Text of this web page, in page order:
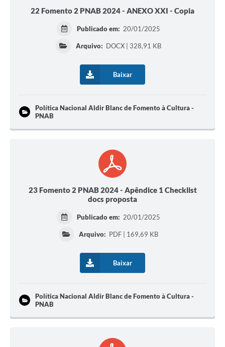
22 Fomento 2 PNAB 2024 - ANEXO XXI - Copia
Publicado em: 20/01/2025
Arquivo: DOCX | 328,91 KB
Baixar
Política Nacional Aldir Blanc de Fomento à Cultura -
PNAB
23 Fomento 2 PNAB 2024 - Apêndice 1 Checklist
docs proposta
Publicado em: 20/01/2025
Arquivo: PDF | 169,69 KB
Baixar
Política Nacional Aldir Blanc de Fomento à Cultura -
PNAB